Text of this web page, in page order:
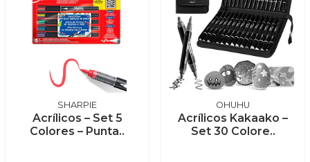
SHARPIE
Acrílicos – Set 5
Colores – Punta..
OHUHU
Acrílicos Kakaako –
Set 30 Colore..